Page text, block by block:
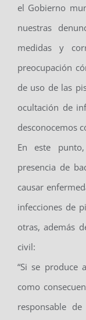
el Gobierno
nuestras
medidas y
preocupación
de uso de las
ocultación de
desconocemos
En este
presencia de
causar
infecciones de
otras, además
civil:
“Si se produce
como
responsable